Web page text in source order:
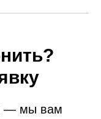
— мы вам